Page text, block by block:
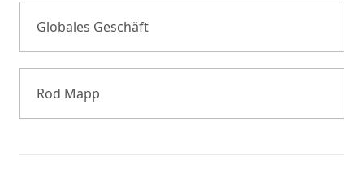
Globales Geschäft
Rod Mapp